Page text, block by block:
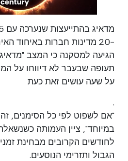
הגיעה למסקנה כי המצב
תעופה שבעבר לא דיווחו על
על שעה עושים זאת כעת
.
"אם לשפוט לפי כל הסימנים,
במיוחד", ציין העמותה
לחודשים הקרובים מבחינת
הגבול ותזרימי הנוסעים.